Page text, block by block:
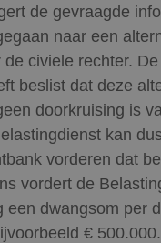
de gevraagde
naar een
civiele rechter.
beslist dat deze
doorkruising is
kan
vorderen dat
vordert de
een dwangsom per
€